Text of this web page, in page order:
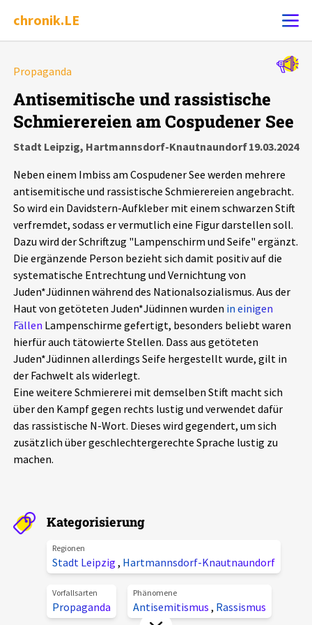
chronik.LE
Chronik
Leipziger Zustände
Schlaglichter
Phänomene
Aktuelles
Alle Beiträge
Veranstaltungen
Pressemitteilungen
Podcasts
Über uns
Projektbeschreibung
Kontakt
Unterstützer_innen
chronik.LE in der Presse
Propaganda
Antisemitische und rassistische
Schmierereien am Cospudener See
Stadt Leipzig, Hartmannsdorf-Knautnaundorf19.03.2024
Neben einem Imbiss am Cospudener See werden mehrere
antisemitische und rassistische Schmierereien angebracht.
So wird ein Davidstern-Aufkleber mit einem schwarzen Stift
verfremdet, sodass er vermutlich eine Figur darstellen soll.
Dazu wird der Schriftzug "Lampenschirm und Seife" ergänzt.
Die ergänzende Person bezieht sich damit positiv auf die
systematische Entrechtung und Vernichtung von
Juden*Jüdinnen während des Nationalsozialismus. Aus der
Haut von getöteten Juden*Jüdinnen wurden in einigen
Fällen Lampenschirme gefertigt, besonders beliebt waren
hierfür auch tätowierte Stellen. Dass aus getöteten
Juden*Jüdinnen allerdings Seife hergestellt wurde, gilt in
der Fachwelt als widerlegt.
Eine weitere Schmiererei mit demselben Stift macht sich
über den Kampf gegen rechts lustig und verwendet dafür
das rassistische N-Wort. Dieses wird gegendert, um sich
zusätzlich über geschlechtergerechte Sprache lustig zu
machen.
Kategorisierung
Regionen
Stadt Leipzig , Hartmannsdorf-Knautnaundorf
Vorfallsarten
Propaganda
Phänomene
Antisemitismus , Rassismus
Alle Ereignisse
Ereignisse
Ereignisse Statistik